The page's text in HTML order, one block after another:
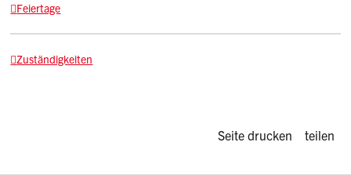
Feiertage
Zuständigkeiten
Diese Seite
Seite drucken teilen